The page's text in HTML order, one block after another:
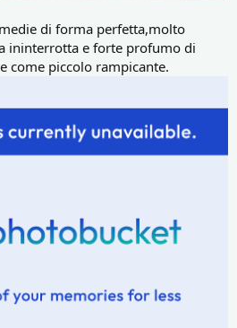
di forma perfetta,molto
ininterrotta e forte profumo di
come piccolo rampicante.